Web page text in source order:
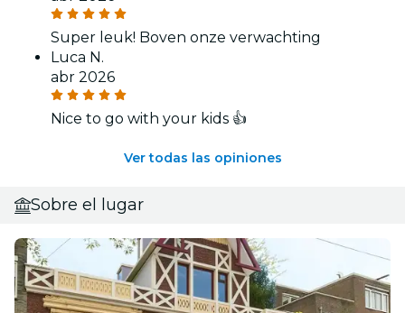
Super leuk! Boven onze verwachting
Luca N.
abr 2026
Nice to go with your kids 👍
Ver todas las opiniones
Sobre el lugar